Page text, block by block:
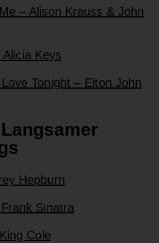
– Alison Krauss & John
Alicia Keys
Tonight – Elton John
Hepburn
Sinatra
Cole